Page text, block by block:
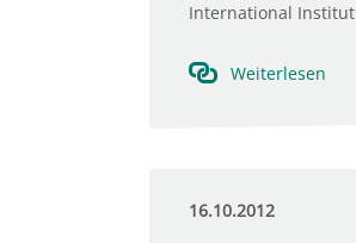
International
Weiterlesen
16.10.2012